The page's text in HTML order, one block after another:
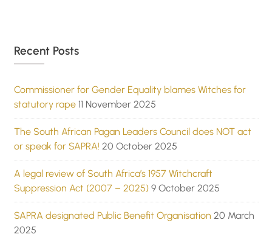
Recent Posts
Commissioner for Gender Equality blames Witches for
statutory rape 11 November 2025
The South African Pagan Leaders Council does NOT act
or speak for SAPRA! 20 October 2025
A legal review of South Africa’s 1957 Witchcraft
Suppression Act (2007 – 2025) 9 October 2025
SAPRA designated Public Benefit Organisation 20 March
2025